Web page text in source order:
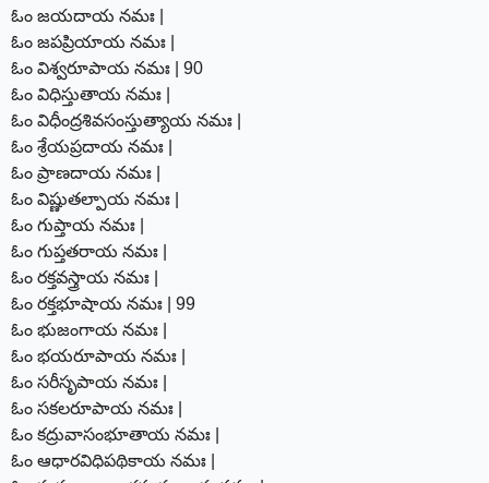
ఓం జయదాయ నమః |
ఓం జపప్రియాయ నమః |
ఓం విశ్వరూపాయ నమః | 90
ఓం విధిస్తుతాయ నమః |
ఓం విధీంద్రశివసంస్తుత్యాయ నమః |
ఓం శ్రేయప్రదాయ నమః |
ఓం ప్రాణదాయ నమః |
ఓం విష్ణుతల్పాయ నమః |
ఓం గుప్తాయ నమః |
ఓం గుప్తతరాయ నమః |
ఓం రక్తవస్త్రాయ నమః |
ఓం రక్తభూషాయ నమః | 99
ఓం భుజంగాయ నమః |
ఓం భయరూపాయ నమః |
ఓం సరీసృపాయ నమః |
ఓం సకలరూపాయ నమః |
ఓం కద్రువాసంభూతాయ నమః |
ఓం ఆధారవిధిపథికాయ నమః |